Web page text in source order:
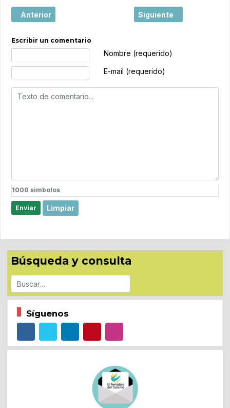
Artículo anterior: Český Krumlov, la ciudad checa donde
Anterior Artículo siguiente:
Siguiente
Escribir un comentario
Nombre (requerido)
E-mail (requerido)
1000 simbolos
Enviar Limpiar
Búsqueda y consulta
Buscar
Síguenos